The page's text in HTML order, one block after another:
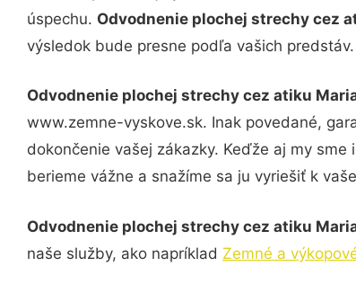
úspechu. Odvodnenie plochej strechy cez
výsledok bude presne podľa vašich predstáv.
Odvodnenie plochej strechy cez atiku
www.zemne-vyskove.sk. Inak povedané,
dokončenie vašej zákazky. Keďže aj my
berieme vážne a snažíme sa ju vyriešiť k
Odvodnenie plochej strechy cez atiku
naše služby, ako napríklad Zemné a